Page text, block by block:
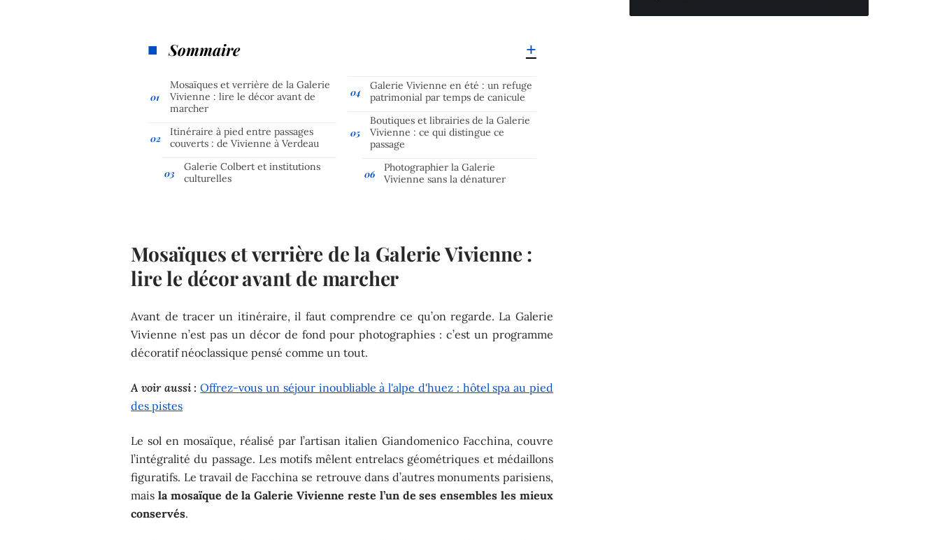
Sommaire
Mosaïques et verrière de la Galerie
Vivienne : lire le décor avant de
marcher
Itinéraire à pied entre passages
couverts : de Vivienne à Verdeau
Galerie Colbert et institutions
culturelles
Galerie Vivienne en été : un refuge
patrimonial par temps de canicule
Boutiques et librairies de la Galerie
Vivienne : ce qui distingue ce
passage
Photographier la Galerie
Vivienne sans la dénaturer
Mosaïques et verrière de la Galerie Vivienne :
lire le décor avant de marcher
Avant de tracer un itinéraire, il faut comprendre ce qu’on regarde. La Galerie
Vivienne n’est pas un décor de fond pour photographies : c’est un programme
décoratif néoclassique pensé comme un tout.
A voir aussi : Offrez-vous un séjour inoubliable à l'alpe d'huez : hôtel spa au pied
des pistes
Le sol en mosaïque, réalisé par l’artisan italien Giandomenico Facchina, couvre
l’intégralité du passage. Les motifs mêlent entrelacs géométriques et médaillons
figuratifs. Le travail de Facchina se retrouve dans d’autres monuments parisiens,
mais la mosaïque de la Galerie Vivienne reste l’un de ses ensembles les mieux
conservés.